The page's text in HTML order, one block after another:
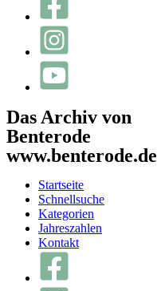
Das Archiv von
Benterode
www.benterode.de
Startseite
Schnellsuche
Kategorien
Jahreszahlen
Kontakt